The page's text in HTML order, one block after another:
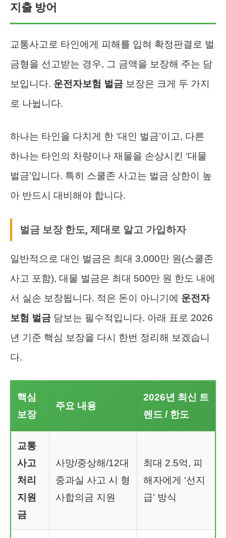
지출 방어
교통사고로 타인에게 피해를 입혀 확정판결로 벌
금형을 선고받는 경우, 그 금액을 보장해 주는 담
보입니다. 운전자보험 벌금 보장은 크게 두 가지
로 나뉩니다.
하나는 타인을 다치게 한 ‘대인 벌금’이고, 다른
하나는 타인의 차량이나 재물을 손상시킨 ‘대물
벌금’입니다. 특히 스쿨존 사고는 벌금 상한이 높
아 반드시 대비해야 합니다.
벌금 보장 한도, 제대로 알고 가입하자
일반적으로 대인 벌금은 최대 3,000만 원(스쿨존
사고 포함), 대물 벌금은 최대 500만 원 한도 내에
서 실손 보장됩니다. 적은 돈이 아니기에 운전자
보험 벌금 담보는 필수적입니다. 아래 표로 2026
년 기준 핵심 보장을 다시 한번 정리해 보겠습니
다.
핵심
보장
주요 내용
2026년 최신 트
렌드 / 한도
교통
사고
처리
지원
금
사망/중상해/12대
중과실 사고 시 형
사합의금 지원
최대 2.5억, 피
해자에게 ‘선지
급’ 방식